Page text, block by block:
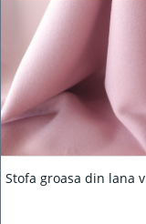
Stofa groasa din lana